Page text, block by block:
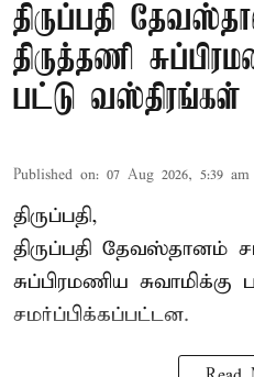
திருப்பதி
திருத்தணி
பட்டு
Published on: 07 Aug 2026, 5:39 am
திருப்பதி,
திருப்பதி தேவஸ்தானம்
சுப்பிரமணிய
சமர்ப்பிக்கப்பட்டன.